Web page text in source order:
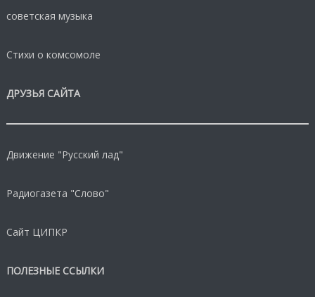
советская музыка
Стихи о комсомоле
ДРУЗЬЯ САЙТА
Движение "Русский лад"
Радиогазета "Слово"
Сайт ЦИПКР
ПОЛЕЗНЫЕ ССЫЛКИ